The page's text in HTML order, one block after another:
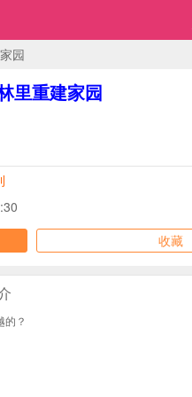
园
里重建家园
收藏
的？